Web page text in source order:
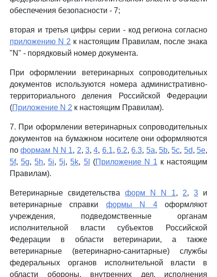
обеспечения безопасности - 7;
вторая и третья цифры серии - код региона согласно
приложению N 2 к настоящим Правилам, после знака
"N" - порядковый номер документа.
При оформлении ветеринарных сопроводительных
документов используются номера административно-
территориального деления Российской Федерации
(Приложение N 2 к настоящим Правилам).
7. При оформлении ветеринарных сопроводительных
документов на бумажном носителе они оформляются
поформам N N 1, 2,3,4, 6.1,6.2,6.3, 5a, 5b, 5c, 5d, 5e,
5f, 5g, 5h, 5i, 5j, 5k, 5l (Приложение N 1 к настоящим
Правилам).
Ветеринарные свидетельства форм N N 1, 2, 3 и
ветеринарные справки формы N 4оформляют
учреждения, подведомственные органам
исполнительной власти субъектов Российской
Федерации в области ветеринарии, а также
ветеринарные (ветеринарно-санитарные) службы
федеральных органов исполнительной власти в
области обороны, внутренних дел, исполнения